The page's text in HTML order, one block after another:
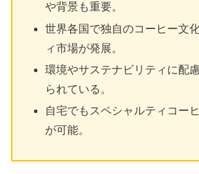
や背景も重要。
世界各国で独自のコーヒー文
ィ市場が発展。
環境やサステナビリティに配
られている。
自宅でもスペシャルティコー
が可能。